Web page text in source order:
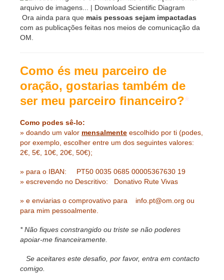
Ora ainda para que mais pessoas sejam impactadas
com as publicações feitas nos meios de comunicação da
OM.
Como és meu parceiro de
oração, gostarias também de
ser meu parceiro financeiro?
Como podes sê-lo:
» doando um valor mensalmente escolhido por ti (podes,
por exemplo, escolher entre um dos seguintes valores:
2€, 5€, 10€, 20€, 50€);
» para o IBAN: PT50 0035 0685 00005367630 19
» escrevendo no Descritivo: Donativo Rute Vivas
» e enviarias o comprovativo para info.pt@om.org ou
para mim pessoalmente.
* Não fiques constrangido ou triste se não poderes
apoiar-me financeiramente.
Se aceitares este desafio, por favor, entra em contacto
comigo.